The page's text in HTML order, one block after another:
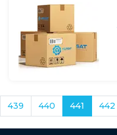
439 440 441 442